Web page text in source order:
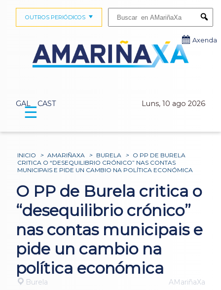
GAL CAST Luns, 10 ago 2026
OUTROS PERIÓDICOS
Axenda
☰
INICIO > AMARIÑAXA > BURELA > O PP DE BURELA
CRITICA O “DESEQUILIBRIO CRÓNICO” NAS CONTAS
MUNICIPAIS E PIDE UN CAMBIO NA POLÍTICA ECONÓMICA
O PP de Burela critica o
“desequilibrio crónico”
nas contas municipais e
pide un cambio na
política económica
Burela AMariñaXa